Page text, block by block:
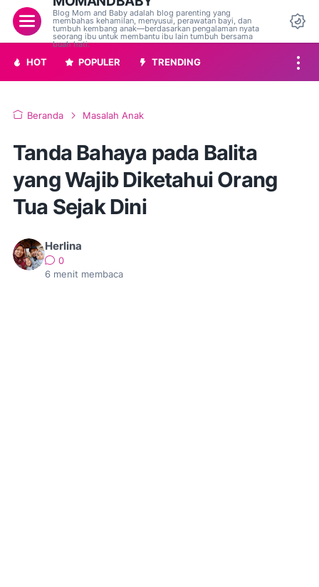
Menu
Blog Mom and Baby adalah blog parenting yang
membahas kehamilan, menyusui, perawatan bayi, dan
tumbuh kembang anak—berdasarkan pengalaman nyata
seorang ibu untuk membantu ibu lain tumbuh bersama
buah hati.
HOT POPULER TRENDING
Beranda Masalah Anak
Tanda Bahaya pada Balita
yang Wajib Diketahui Orang
Tua Sejak Dini
Herlina
0
6 menit membaca